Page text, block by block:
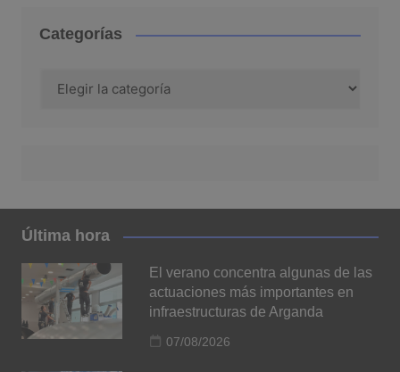
Categorías
Última hora
El verano concentra algunas de las
actuaciones más importantes en
infraestructuras de Arganda
07/08/2026